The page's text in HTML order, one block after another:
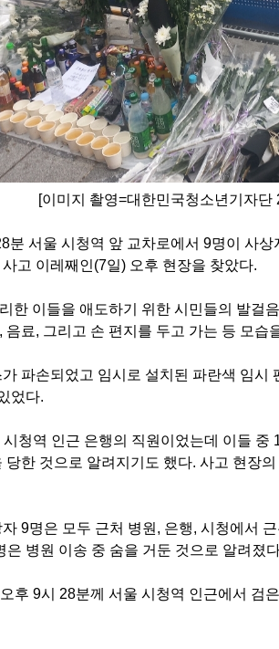
[이미지 촬영=대한민국청소년기자단
분 서울 시청역 앞 교차로에서 9명이 사
고 이레째인(7일) 오후 현장을 찾았다.
한 이들을 애도하기 위한 시민들의 발걸
음료, 그리고 손 편지를 두고 가는 등 모습
파손되었고 임시로 설치된 파란색 임시
었다.
청역 인근 은행의 직원이었는데 이들 중
당한 것으로 알려지기도 했다. 사고 현장
9명은 모두 근처 병원, 은행, 시청에서
은 병원 이송 중 숨을 거둔 것으로 알려졌
후 9시 28분께 서울 시청역 인근에서 검